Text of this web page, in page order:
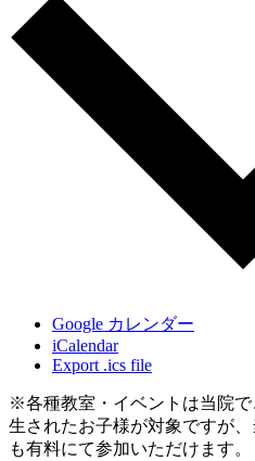
Google カレンダー
iCalendar
Export .ics file
※各種教室・イベントは当院
生されたお子様が対象ですが
も有料にて参加いただけます。